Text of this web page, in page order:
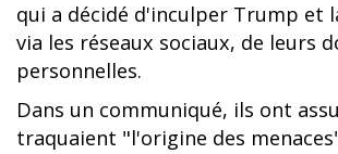
qui a décidé d'inculper Trump et
via les réseaux sociaux, de leurs
personnelles.
Dans un communiqué, ils ont
traquaient "l'origine des